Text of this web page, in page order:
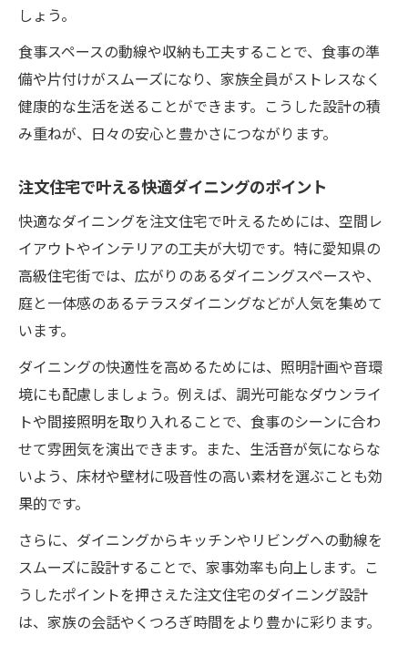
しょう。
食事スペースの動線や収納も工夫することで、食事の準
備や片付けがスムーズになり、家族全員がストレスなく
健康的な生活を送ることができます。こうした設計の積
み重ねが、日々の安心と豊かさにつながります。
注文住宅で叶える快適ダイニングのポイント
快適なダイニングを注文住宅で叶えるためには、空間レ
イアウトやインテリアの工夫が大切です。特に愛知県の
高級住宅街では、広がりのあるダイニングスペースや、
庭と一体感のあるテラスダイニングなどが人気を集めて
います。
ダイニングの快適性を高めるためには、照明計画や音環
境にも配慮しましょう。例えば、調光可能なダウンライ
トや間接照明を取り入れることで、食事のシーンに合わ
せて雰囲気を演出できます。また、生活音が気にならな
いよう、床材や壁材に吸音性の高い素材を選ぶことも効
果的です。
さらに、ダイニングからキッチンやリビングへの動線を
スムーズに設計することで、家事効率も向上します。こ
うしたポイントを押さえた注文住宅のダイニング設計
は、家族の会話やくつろぎ時間をより豊かに彩ります。